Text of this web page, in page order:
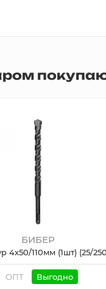
БИБЕР
110мм (1шт) (25/
ОПТ Выгодно